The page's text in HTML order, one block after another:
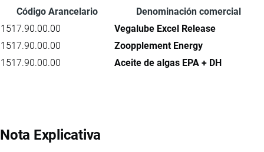
Código Arancelario
Denominación comercial
1517.90.00.00
Vegalube Excel Release
1517.90.00.00
Zoopplement Energy
1517.90.00.00
Aceite de algas EPA + DH
Nota Explicativa